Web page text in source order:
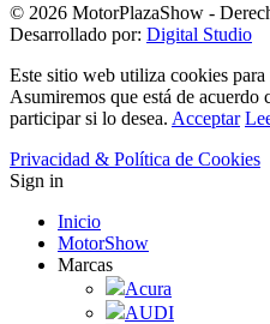
© 2026 MotorPlazaShow -
Desarrollado por: Digital Studio
Este sitio web utiliza cookies
Asumiremos que está de acuerdo
participar si lo desea. Acceptar
Privacidad & Política de Cookies
Sign in
Inicio
MotorShow
Marcas
Acura
AUDI